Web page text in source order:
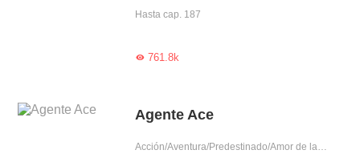
Hasta cap. 187
761.8k
Agente Ace
Acción/Aventura/Predestinado/Amor de la infancia/Reconciliación/Agente secreto/Líder/Joven prometedor